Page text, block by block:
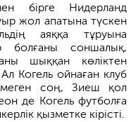
бірге Нидерланд
жол апатына түскен
аяққа тұруына
болғаны соншалық,
шыққан көліктен
Когель ойнаған клуб
соң, Зиеш қол
де Когель футболға
қызметке кірісті.